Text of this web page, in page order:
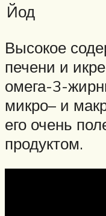
Йод
Высокое
печени и
омега-3-
микро– и
его очень
продуктом.